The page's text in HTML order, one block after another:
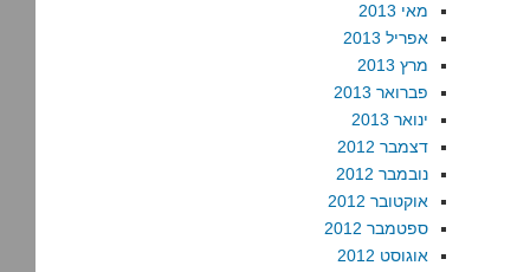
מאי 2013
אפריל 2013
מרץ 2013
פברואר 2013
ינואר 2013
דצמבר 2012
נובמבר 2012
אוקטובר 2012
ספטמבר 2012
אוגוסט 2012